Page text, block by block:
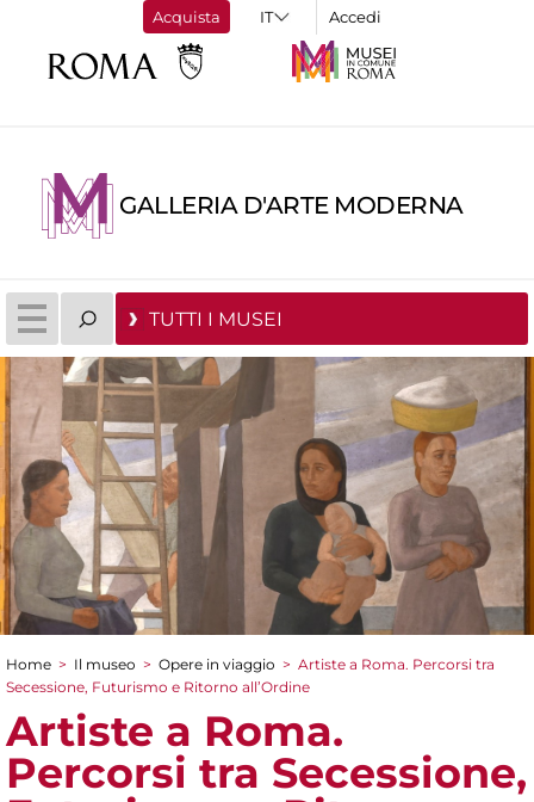
Acquista Accedi
GALLERIA D'ARTE MODERNA
TUTTI I MUSEI
Tu sei qui
Home > Il museo > Opere in viaggio > Artiste a Roma. Percorsi tra
Secessione, Futurismo e Ritorno all’Ordine
Artiste a Roma.
Percorsi tra Secessione,